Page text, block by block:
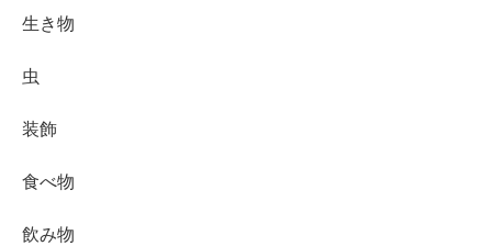
生き物
虫
装飾
食べ物
飲み物